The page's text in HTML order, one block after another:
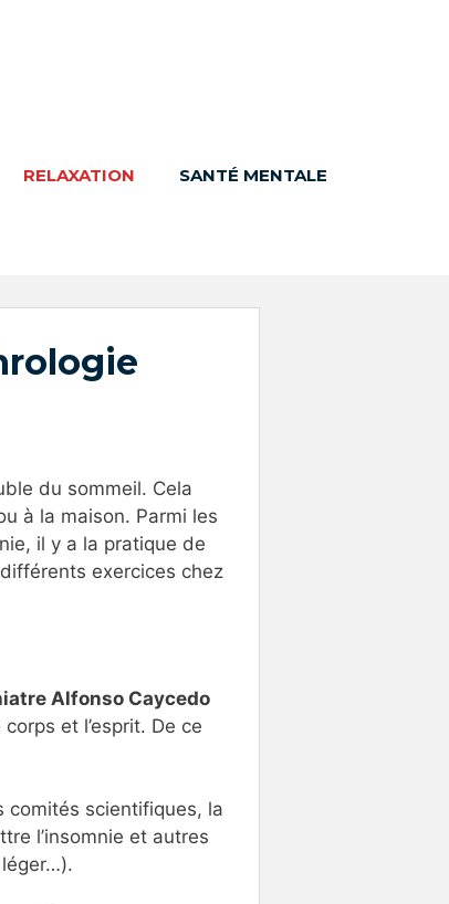
RELAXATION SANTÉ MENTALE
du sommeil. Cela
à la maison. Parmi les
il y a la pratique de
exercices chez
Alfonso Caycedo
et l’esprit. De ce
comités scientifiques, la
l’insomnie et autres